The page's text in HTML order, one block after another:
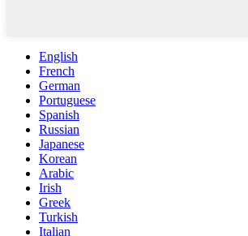
English
French
German
Portuguese
Spanish
Russian
Japanese
Korean
Arabic
Irish
Greek
Turkish
Italian